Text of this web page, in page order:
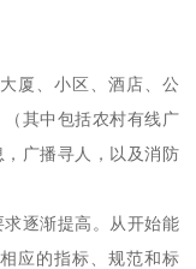
厦、小区、酒店、公
其中包括农村有线广
广播寻人，以及消防
逐渐提高。从开始能
应的指标、规范和标